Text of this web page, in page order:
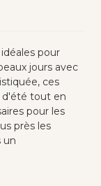
pour
jours avec
ces
d'été tout en
pour les
près les
un